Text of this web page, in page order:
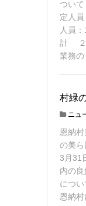
つい
定
人員
計
業務
村緑
ニュ
恩納
の美
3月31
内の
につ
恩納